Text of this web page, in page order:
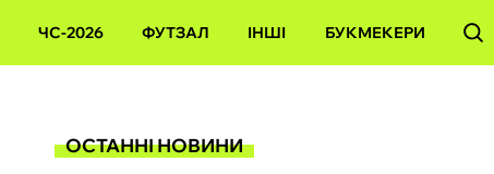
ЧС-2026 ФУТЗАЛ ІНШІ БУКМЕКЕРИ
ОСТАННІ НОВИНИ